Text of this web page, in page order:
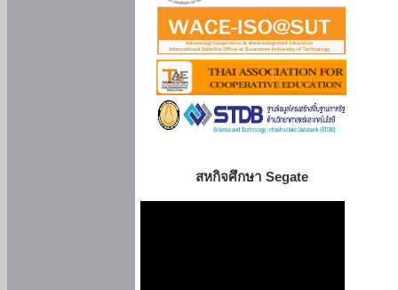
สหกิจศึกษา Segate